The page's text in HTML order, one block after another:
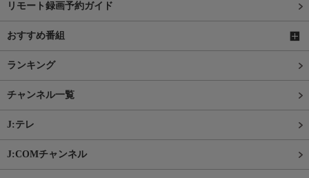
リモート録画予約ガイド
おすすめ番組
ランキング
チャンネル一覧
J:テレ
J:COMチャンネル